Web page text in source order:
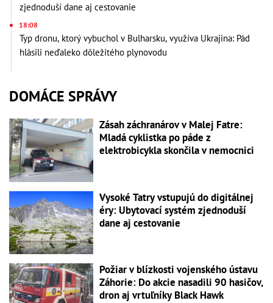
zjednoduší dane aj cestovanie
18:08
Typ dronu, ktorý vybuchol v Bulharsku, využíva Ukrajina: Pád
hlásili neďaleko dôležitého plynovodu
DOMÁCE SPRÁVY
Zásah záchranárov v Malej Fatre:
Mladá cyklistka po páde z
elektrobicykla skončila v nemocnici
Vysoké Tatry vstupujú do digitálnej
éry: Ubytovací systém zjednoduší
dane aj cestovanie
Požiar v blízkosti vojenského ústavu
Záhorie: Do akcie nasadili 90 hasičov,
dron aj vrtuľníky Black Hawk